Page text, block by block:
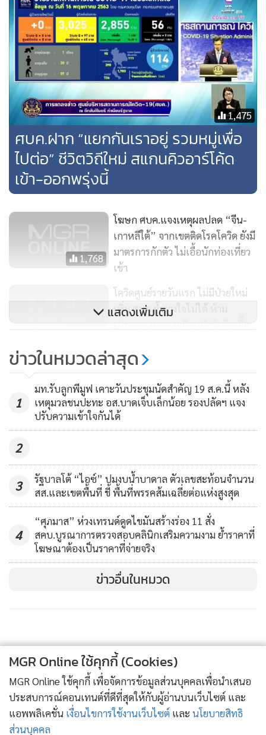
อันตราย อยากให้อธิบายเหตุผลของการถอดพื้นที่ดังกล่าวออก
และการถอดพื้นที่ดังกล่าวออกมาจะส่งผลต่อการควบคุมโรคใน
ประเทศหรือไม่ เพราะประชาชนกังวลว่าอาจจะกลายเป็นช่อง
โหว่ที่ชาวต่างชาติที่เดินทางเข้ามาในประเทศ นพ.ทวีศิลป์ กล่าว
ว่า ทั้งสองประเทศนี้เป็นประเทศแรกๆ ที่ปรากฏเป็นข่าวในการที่
เกิดการระบาด ผ่านมาหลายเดือนสถิติการเกิดโรคของเขาเป็น
หลักหน่วยแล้ว และมีระบบควบคุมการระบาดได้อย่างดี เมื่อ
เป็นเขตติดโรคอย่างสองประเทศนี้ จึงดูว่าไม่ยุติธรรม จึงไม่มี
เหตุผลอะไรที่จะต้องคงค้างไว้ เพราะว่าการระบาดของเขาก็ผ่าน
มาพอสมควร และระบบของเขาก็ดี นี่คือ เหตุผลที่ต้องเอาออก
ส่วนที่เกรงว่าคนจีนเป็นนักท่องเที่ยวใหญ่ที่สุดจะเข้ามาจำนว
ของเขตติดโรคก็เป็นเรื่องหนึ่ง แต่การกำกับติดตาม ป้องกัน ไม่
“จำได้หรือไม่ที่เราพูดว่าคนจะเข้าประเทศไทยจะต้องมีใบรับรอง
แพทย์ ต้องมีการตรวจเรื่อง Fit To Fly จะต้องมีเรื่องของประกัน
เราใช้มาตรการพวกนั้นเป็นตัวจัดการแทน แถมถ้ามาเมืองไทย
จะต้องอยู่ในสถานที่ที่รัฐจัดให้อีก 14 วัน นักท่องเที่ยวที่ไหน
อยากจะมา มาตรการเหล่านี้ยังไม่ยกเลิก มาตรการที่ตรึงไว้ สนาม
บินยังไม่ได้เปิดทุกที่ เครื่องบินยังไม่ได้ลงแบบเสรี ฉะนั้น มั่นใจได้
คัดกรองก่อนเข้ามา คนกลุ่มนี้จะต้องมีระบบของการดูแล เรา
สามารถติดตามได้ในพื้นที่ มั่นใจเราออกแบบระบบมา 3-4 เดือน
เข้าสู่เดือนที่ 5 ทำมาอย่างดี ก็สามารถทำให้มั่นใจหรือการันตีได้”
นพ.ทวีศิลป์ กล่าว
1,475
ศบค.ฝาก “แยกกันเราอยู่ รวมหมู่เพื่อ
ไปต่อ” ชีวิตวิถีใหม่ สแกนคิวอาร์โค้ด
เข้า-ออกพรุ่งนี้
1,768
โฆษก ศบค.แจงเหตุผลปลด “จีน-
เกาหลีใต้” จากเขตติดโรคโควิด ยังมี
มาตรการกักตัว ไม่เอื้อนักท่องเที่ยว
เข้า
9,194
โควิดศูนย์รายวันแรก ไม่มีป่วยใหม่
เพิ่ม ศบค.ย้ำวางใจไม่ได้ ห้าม
ประมาท เหตุอาจมีคนกำลังฟักเชื้อ
192
ข่าวดี!! ไทยไม่มีผู้ติดโควิด-19 ราย
ใหม่ ไม่มีผู้เสียชีวิต
แสดงเพิ่มเติม
ข่าวในหมวดล่าสุด
1
มท.รับลูกพีมูฟ เคาะวันประชุมนัดสำคัญ 19 ส.ค.นี้ หลัง
เหตุมวลชนปะทะ อส.บาดเจ็บเล็กน้อย รองปลัดฯ แจง
ปรับความเข้าใจกันได้
2
3
รัฐบาลโต้ “ไอซ์” ปมงบน้ำบาดาล ตัวเลขสะท้อนจำนวน
สส.และเขตพื้นที่ ชี้ พื้นที่พรรคส้มเฉลี่ยต่อแห่งสูงสุด
4
“ศุภมาส” ห่วงเทรนด์ดูดไขมันสร้างร่อง 11 สั่ง
สคบ.บูรณาการตรวจสอบคลินิกเสริมความงาม ย้ำราคาที่
โฆษณาต้องเป็นราคาที่จ่ายจริง
ข่าวอื่นในหมวด
MGR Online ใช้คุกกี้ (Cookies)
MGR Online ใช้คุกกี้ เพื่อจัดการข้อมูลส่วนบุคคลเพื่อนำเสนอ
ประสบการณ์คอนเทนต์ที่ดีที่สุดให้กับผู้อ่านบนเว็บไซต์ และ
แอพพลิเคชั่น เงื่อนไขการใช้งานเว็บไซต์ และ นโยบายสิทธิ
ส่วนบุคคล